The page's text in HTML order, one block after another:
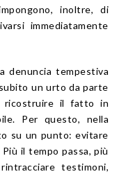
inoltre, di
immediatamente
denuncia tempestiva
un urto da parte
ricostruire il fatto in
Per questo, nella
su un punto: evitare
il tempo passa, più
testimoni,